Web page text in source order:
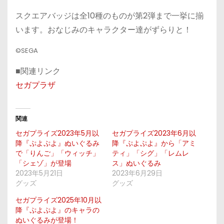
スクエアバッジは全10種のものが第2弾まで一挙に揃
います。おなじみのキャラクター達がずらりと！
©SEGA
■関連リンク
セガプラザ
関連
セガプライズ2023年5月以
降『ぷよぷよ』ぬいぐるみ
で「りんご」「ウィッチ」
「シェゾ」が登場
2023年5月21日
グッズ
セガプライズ2023年6月以
降『ぷよぷよ』から「アミ
ティ」「シグ」「レムレ
ス」ぬいぐるみ
2023年6月29日
グッズ
セガプライズ2025年10月以
降『ぷよぷよ』のキャラの
ぬいぐるみが登場！